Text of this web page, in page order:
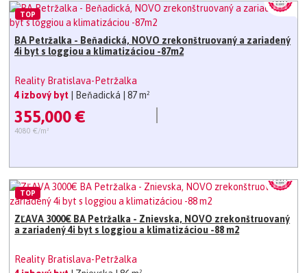
BA Petržalka - Beňadická, NOVO zrekonštruovaný a zariadený
4i byt s loggiou a klimatizáciou -87m2
Reality Bratislava-Petržalka
4 izbový byt | Beňadická | 87 m²
355,000 €
4080 €/m²
TOP
ZĽAVA 3000€ BA Petržalka - Znievska, NOVO zrekonštruovaný
a zariadený 4i byt s loggiou a klimatizáciou -88 m2
Reality Bratislava-Petržalka
TOP